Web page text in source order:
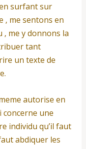
surfant sur
, me sentons en
, me y donnons la
tant
un texte de
autorise en
concerne une
individu qu’il faut
abdiquer les